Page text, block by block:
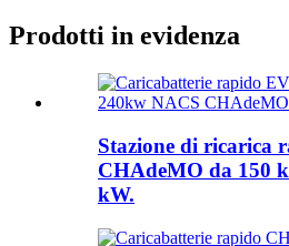
Prodotti in evidenza
Stazione di ricarica
CHAdeMO da 150
kW.